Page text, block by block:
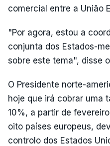
comercial entre a União
"Por agora, estou a
conjunta dos Estados-
sobre este tema", disse
O Presidente norte-
hoje que irá cobrar uma
10%, a partir de
oito países europeus,
controlo dos Estados